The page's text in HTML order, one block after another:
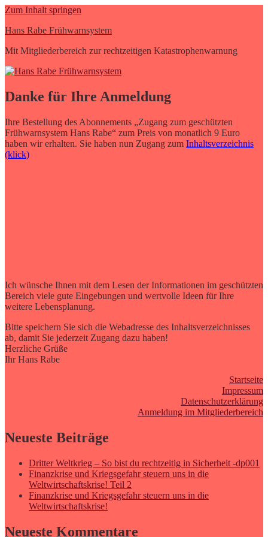
Zum Inhalt springen
Hans Rabe Frühwarnsystem
Mit Mitgliederbereich zur rechtzeitigen Katastrophenwarnung
Danke für Ihre Anmeldung
Ihre Bestellung des Abonnements „Zugang zum geschützten
Frühwarnsystem Hans Rabe“ zum Preis von monatlich 9 Euro
haben wir erhalten. Sie haben nun Zugang zum Inhaltsverzeichnis
(klick)
Ich wünsche Ihnen mit dem Lesen der Informationen im geschützten
Bereich viele gute Eingebungen und wertvolle Ideen für Ihre
weitere Lebensplanung.
Bitte speichern Sie sich die Webadresse des Inhaltsverzeichnisses
ab, damit Sie jederzeit Zugang dazu haben!
Herzliche Grüße
Ihr Hans Rabe
Startseite
Impressum
Datenschutzerklärung
Anmeldung im Mitgliederbereich
Neueste Beiträge
Dritter Weltkrieg – So bist du rechtzeitig in Sicherheit -dp001
Finanzkrise und Kriegsgefahr steuern uns in die
Weltwirtschaftskrise! Teil 2
Finanzkrise und Kriegsgefahr steuern uns in die
Weltwirtschaftskrise!
Neueste Kommentare